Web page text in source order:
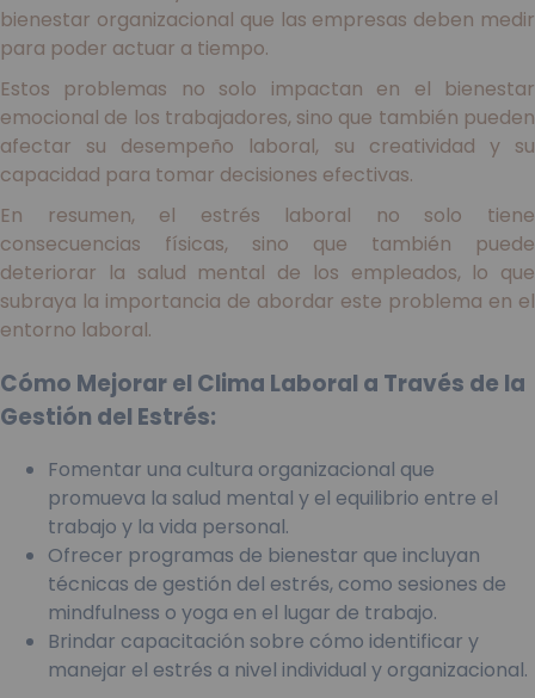
bienestar organizacional que las empresas deben medir
para poder actuar a tiempo.
Estos problemas no solo impactan en el bienestar
emocional de los trabajadores, sino que también pueden
afectar su desempeño laboral, su creatividad y su
capacidad para tomar decisiones efectivas.
En resumen, el estrés laboral no solo tiene
consecuencias físicas, sino que también puede
deteriorar la salud mental de los empleados, lo que
subraya la importancia de abordar este problema en el
entorno laboral.
Cómo Mejorar el Clima Laboral a Través de la
Gestión del Estrés:
Fomentar una cultura organizacional que
promueva la salud mental y el equilibrio entre el
trabajo y la vida personal.
Ofrecer programas de bienestar que incluyan
técnicas de gestión del estrés, como sesiones de
mindfulness o yoga en el lugar de trabajo.
Brindar capacitación sobre cómo identificar y
manejar el estrés a nivel individual y organizacional.